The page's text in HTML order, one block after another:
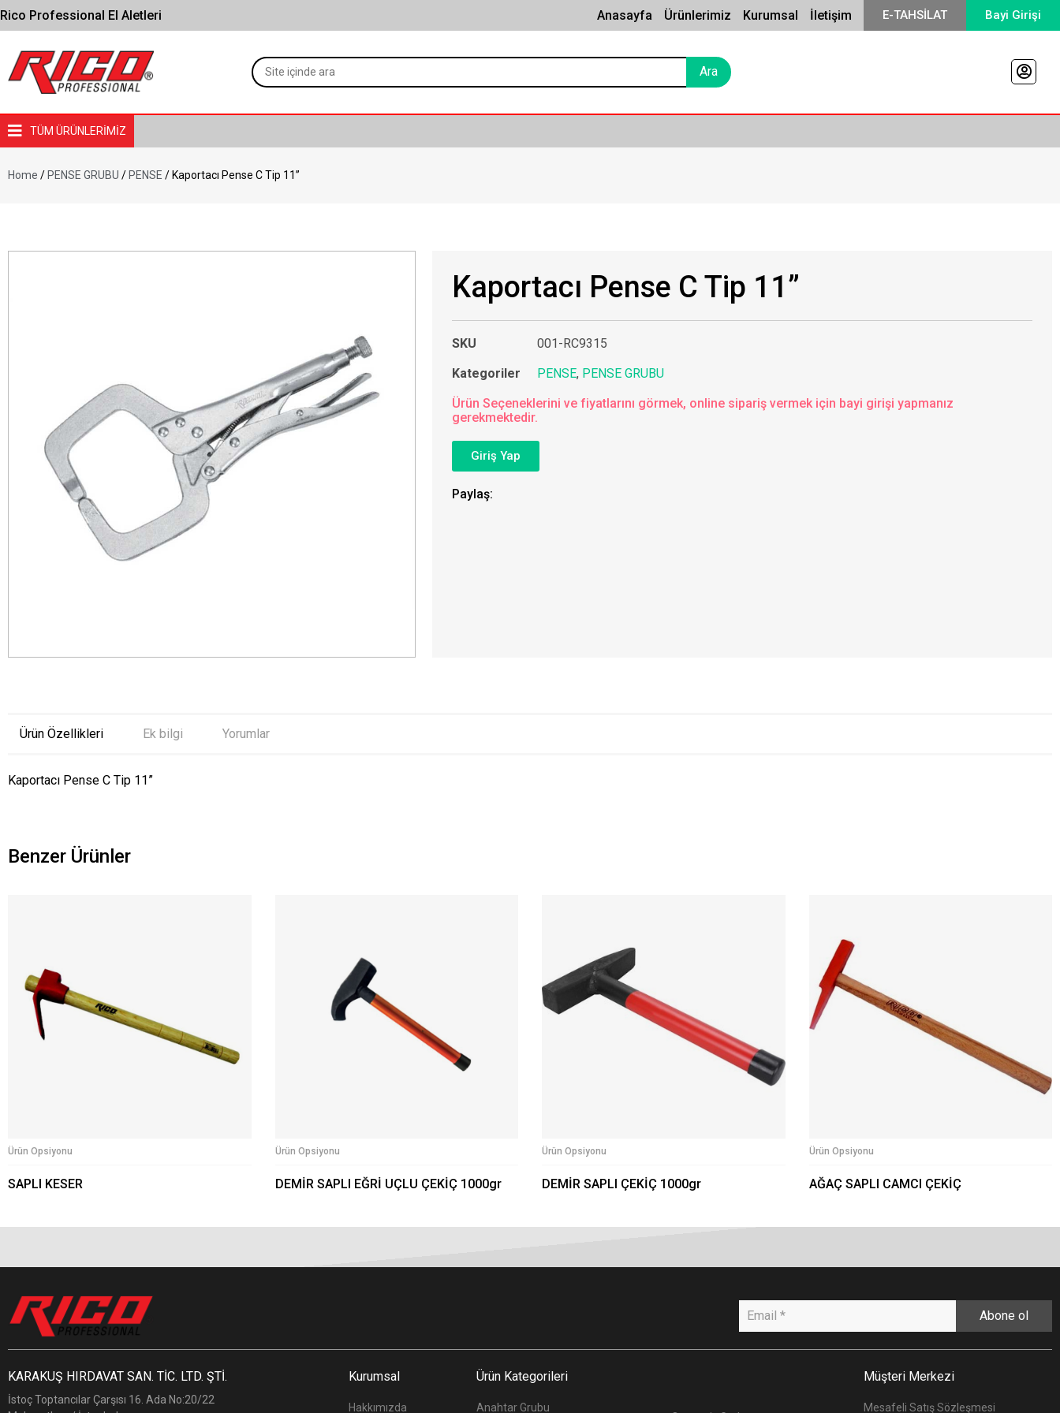
Rico Professional El Aletleri Anasayfa Ürünlerimiz Kurumsal İletişim E-TAHSİLAT Bayi Girişi
TÜM ÜRÜNLERİMİZ
Home /PENSE GRUBU /PENSE / Kaportacı Pense C Tip 11”
Kaportacı Pense C Tip 11”
SKU
001-RC9315
Kategoriler
PENSE, PENSE GRUBU
Ürün Seçeneklerini ve fiyatlarını görmek, online sipariş vermek için bayi girişi yapmanız
gerekmektedir.
Giriş Yap
Paylaş:
Ürün Özellikleri Ek bilgi Yorumlar
Kaportacı Pense C Tip 11”
Benzer Ürünler
Ürün Opsiyonu
SAPLI KESER
Ürün Opsiyonu
DEMİR SAPLI EĞRİ UÇLU ÇEKİÇ 1000gr
Ürün Opsiyonu
DEMİR SAPLI ÇEKİÇ 1000gr
Ürün Opsiyonu
AĞAÇ SAPLI CAMCI ÇEKİÇ
Abone ol
KARAKUŞ HIRDAVAT SAN. TİC. LTD. ŞTİ.
İstoç Toptancılar Çarşısı 16. Ada No:20/22
Kurumsal
Hakkımızda
Ürün Kategorileri
Anahtar Grubu
Müşteri Merkezi
Mesafeli Satış Sözleşmesi